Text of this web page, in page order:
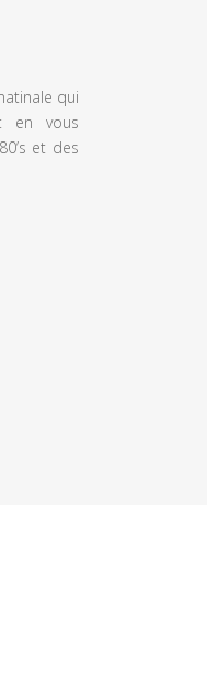
qui
en vous
et des